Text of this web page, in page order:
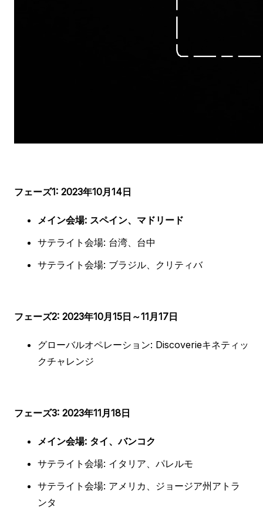
フェーズ1: 2023年10月14日
メイン会場: スペイン、マドリード
サテライト会場: 台湾、台中
サテライト会場: ブラジル、クリティバ
フェーズ2: 2023年10月15日～11月17日
グローバルオペレーション: Discoverieキネティッ
クチャレンジ
フェーズ3: 2023年11月18日
メイン会場: タイ、バンコク
サテライト会場: イタリア、パレルモ
サテライト会場: アメリカ、ジョージア州アトラ
ンタ